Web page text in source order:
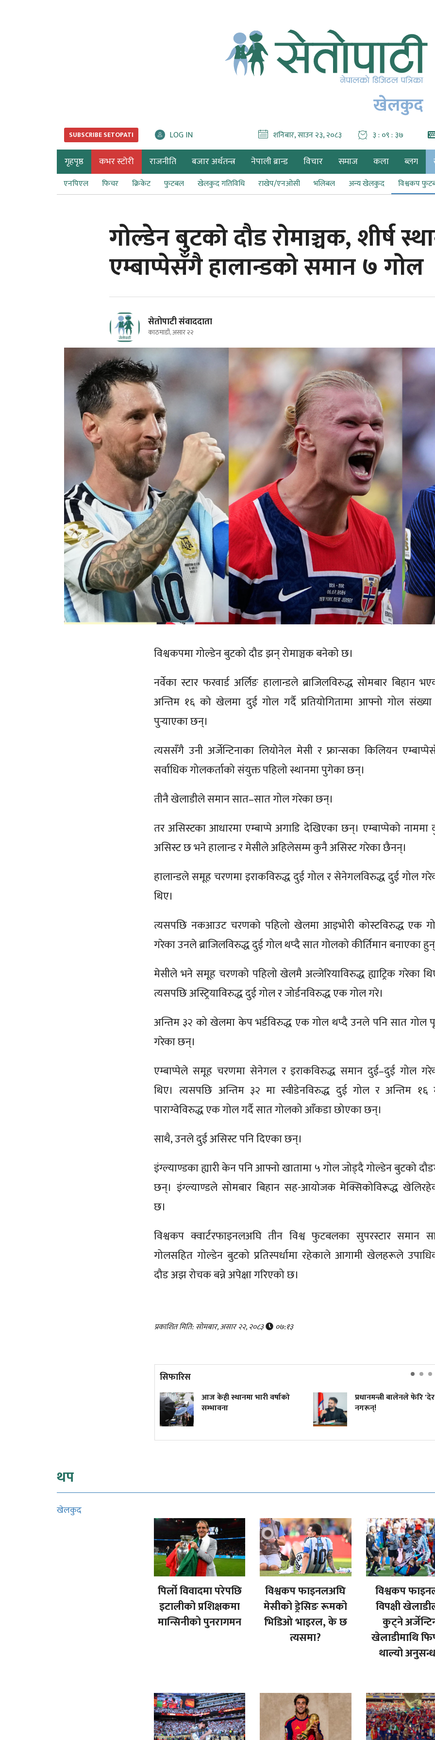
खेलकुद
SUBSCRIBE SETOPATI LOG IN शनिबार, साउन २३, २०८३ ३ : ०९ : ३८
गृहपृष्ठ कभर स्टोरी राजनीति बजार अर्थतन्त्र नेपाली ब्रान्ड विचार समाज कला ब्लग
एनपिएल फिचर क्रिकेट फुटबल खेलकुद गतिविधि राखेप/एनओसी भलिबल अन्य खेलकुद विश्वकप
गोल्डेन बुटको दौड रोमाञ्चक, शीर्ष
एम्बाप्पेसँगै हालान्डको समान ७ गोल
सेतोपाटी संवाददाता
काठमाडौं, असार २२
विश्वकपमा गोल्डेन बुटको दौड झन् रोमाञ्चक बनेको छ।
नर्वेका स्टार फरवार्ड अर्लिङ हालान्डले ब्राजिलविरुद्ध सोमबार बिहान
अन्तिम १६ को खेलमा दुई गोल गर्दै प्रतियोगितामा आफ्नो गोल
पुर्‍याएका छन्।
त्यससँगै उनी अर्जेन्टिनाका लियोनेल मेसी र फ्रान्सका किलियन
सर्वाधिक गोलकर्ताको संयुक्त पहिलो स्थानमा पुगेका छन्।
तीनै खेलाडीले समान सात–सात गोल गरेका छन्।
तर असिस्टका आधारमा एम्बाप्पे अगाडि देखिएका छन्। एम्बाप्पेको नाममा
असिस्ट छ भने हालान्ड र मेसीले अहिलेसम्म कुनै असिस्ट गरेका छैनन्।
हालान्डले समूह चरणमा इराकविरुद्ध दुई गोल र सेनेगलविरुद्ध दुई गोल
थिए।
त्यसपछि नकआउट चरणको पहिलो खेलमा आइभोरी कोस्टविरुद्ध एक
गरेका उनले ब्राजिलविरुद्ध दुई गोल थप्दै सात गोलको कीर्तिमान बनाएका
मेसीले भने समूह चरणको पहिलो खेलमै अल्जेरियाविरुद्ध ह्याट्रिक गरेका
त्यसपछि अस्ट्रियाविरुद्ध दुई गोल र जोर्डनविरुद्ध एक गोल गरे।
अन्तिम ३२ को खेलमा केप भर्डविरुद्ध एक गोल थप्दै उनले पनि सात गोल
गरेका छन्।
एम्बाप्पेले समूह चरणमा सेनेगल र इराकविरुद्ध समान दुई–दुई गोल
थिए। त्यसपछि अन्तिम ३२ मा स्वीडेनविरुद्ध दुई गोल र अन्तिम १६
पाराग्वेविरुद्ध एक गोल गर्दै सात गोलको आँकडा छोएका छन्।
साथै, उनले दुई असिस्ट पनि दिएका छन्।
इंग्ल्याण्डका ह्यारी केन पनि आफ्नो खातामा ५ गोल जोड्दै गोल्डेन बुटको
छन्। इंग्ल्याण्डले सोमबार बिहान सह-आयोजक मेक्सिकोविरूद्ध
छ।
विश्वकप क्वार्टरफाइनलअघि तीन विश्व फुटबलका सुपरस्टार समान
गोलसहित गोल्डेन बुटको प्रतिस्पर्धामा रहेकाले आगामी खेलहरूले
दौड अझ रोचक बन्ने अपेक्षा गरिएको छ।
प्रकाशित मिति: सोमबार, असार २२, २०८३ ०७:१३
सिफारिस
आज केही स्थानमा भारी वर्षाको
सम्भावना
प्रधानमन्त्री बालेनले फेरि 'देर'
नगरून्!
थप
खेलकुद
पिर्लो विवादमा परेपछि
इटालीको प्रशिक्षकमा
मान्सिनीको पुनरागमन
विश्वकप फाइनलअघि
मेसीको ड्रेसिङ रूमको
भिडिओ भाइरल, के छ
त्यसमा?
विश्वकप
विपक्षी
कुट्ने
खेलाडीमाथि
थाल्यो